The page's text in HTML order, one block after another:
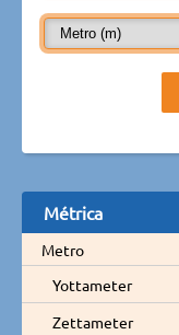
Métrica
Metro
Yottameter
Zettameter